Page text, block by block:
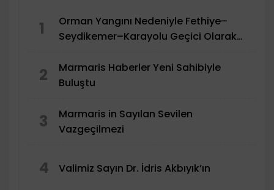
1
Orman Yangını Nedeniyle Fethiye–
Seydikemer–Karayolu Geçici Olarak
2
Marmaris Haberler Yeni Sahibiyle
Buluştu
3
Marmaris in Sayılan Sevilen
Vazgeçilmezi
4 Valimiz Sayın Dr. İdris Akbıyık’ın